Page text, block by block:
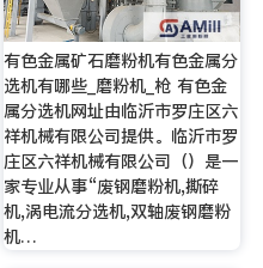
有色金属矿石磨粉机有色金属分
选机有哪些_磨粉机_枪 有色金
属分选机网址由临沂市罗庄区六
祥机械有限公司提供。临沂市罗
庄区六祥机械有限公司（）是一
家专业从事“废钢磨粉机,撕碎
机,涡电流分选机,双轴废钢磨粉
机…